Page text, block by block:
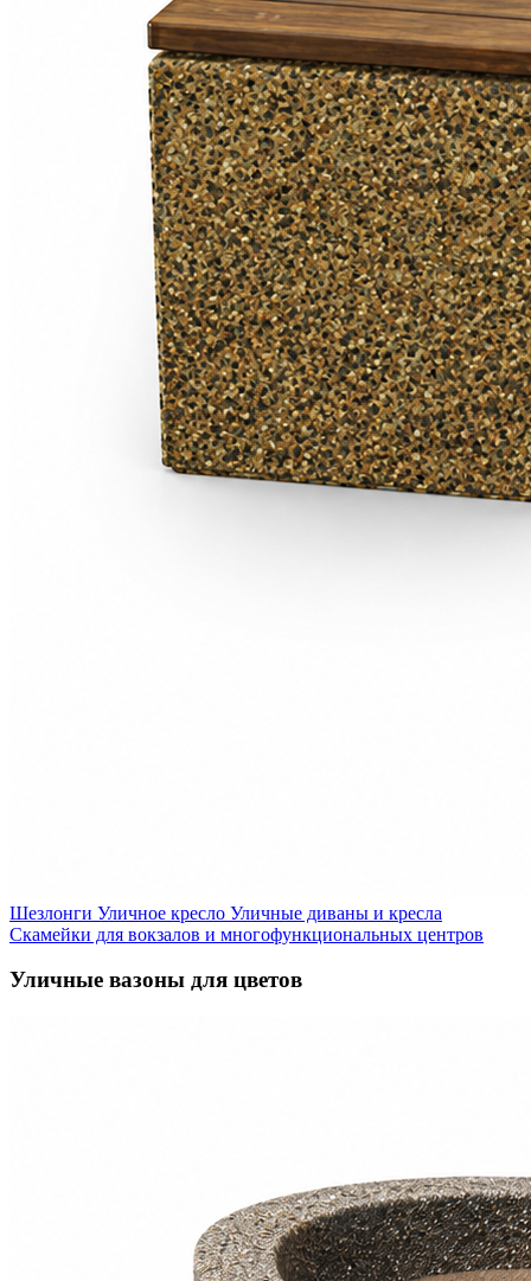
Шезлонги Уличное кресло Уличные диваны и кресла
Скамейки для вокзалов и многофункциональных центров
Уличные вазоны для цветов